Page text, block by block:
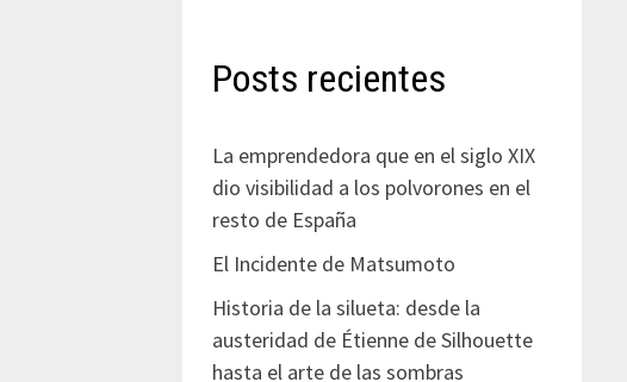
Posts recientes
La emprendedora que en el siglo XIX
dio visibilidad a los polvorones en el
resto de España
El Incidente de Matsumoto
Historia de la silueta: desde la
austeridad de Étienne de Silhouette
hasta el arte de las sombras